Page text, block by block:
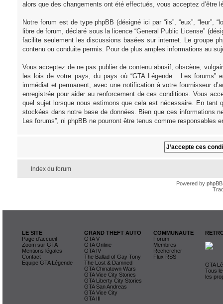
alors que des changements ont été effectués, vous acceptez
Notre forum est de type phpBB (désigné ici par “ils”, “eux”, “leur”,
libre de forum, déclaré sous la licence “General Public License”
facilite seulement les discussions basées sur internet. Le groupe
contenu ou conduite permis. Pour de plus amples informations au
Vous acceptez de ne pas publier de contenu abusif, obscène,
les lois de votre pays, du pays où “GTA Légende : Les
immédiat et permanent, avec une notification à votre fournisseur
enregistrée pour aider au renforcement de ces conditions. Vous
quel sujet lorsque nous estimons que cela est nécessaire. En tant
stockées dans notre base de données. Bien que ces informations
Les forums”, ni phpBB ne pourront être tenus comme
Index du forum
Powered by phpBB
LE SITE
Page d'accueil
Zoom sur GTA
Mentions légales
Contact
Equipe GTA Légende
GRAND THEFT AUTO
GTA V
GTA Online
GTA IV
The Ballad of Gay Tony
The Lost & Damned
GTA Chinatown Wars
GTA Vice City Stories
GTA Liberty City Stories
GTA San Andreas
GTA Vice City
GTA III
COMMUNAUTE
Forum
Membres
Rechercher
Flux RSS
GTA
Tous
les